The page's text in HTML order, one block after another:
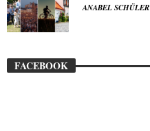
ANABEL SCHÜLER
FACEBOOK